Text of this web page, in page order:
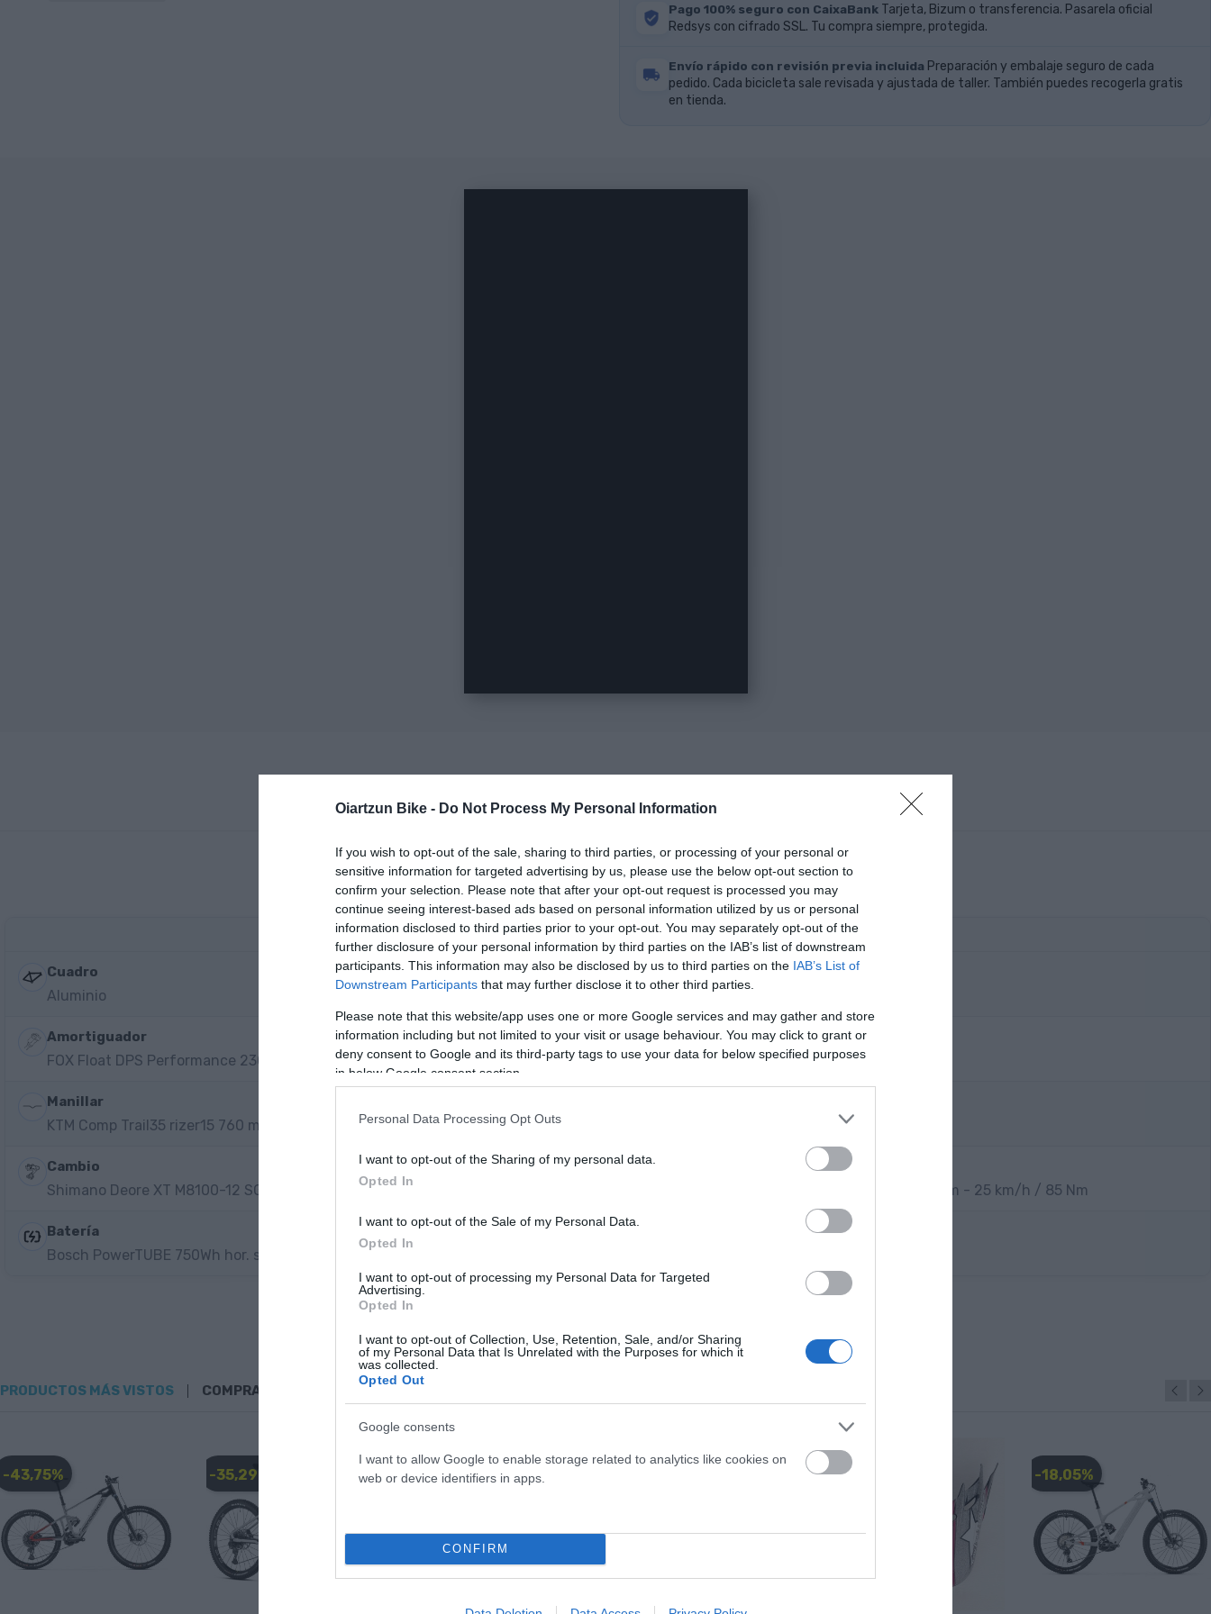
Oiartzun Bike - Do Not Process My Personal Information
If you wish to opt-out of the sale, sharing to third parties, or processing of your personal or
sensitive information for targeted advertising by us, please use the below opt-out section to
confirm your selection. Please note that after your opt-out request is processed you may
continue seeing interest-based ads based on personal information utilized by us or personal
information disclosed to third parties prior to your opt-out. You may separately opt-out of the
further disclosure of your personal information by third parties on the IAB’s list of downstream
participants. This information may also be disclosed by us to third parties on the IAB’s List of
Downstream Participants that may further disclose it to other third parties.
Please note that this website/app uses one or more Google services and may gather and store
information including but not limited to your visit or usage behaviour. You may click to grant or
deny consent to Google and its third-party tags to use your data for below specified purposes
in below Google consent section.
Personal Data Processing Opt Outs
I want to opt-out of the Sharing of my personal data.
Opted In
I want to opt-out of the Sale of my Personal Data.
Opted In
I want to opt-out of processing my Personal Data for Targeted
Advertising.
Opted In
I want to opt-out of Collection, Use, Retention, Sale, and/or Sharing
of my Personal Data that Is Unrelated with the Purposes for which it
was collected.
Opted Out
Google consents
I want to allow Google to enable storage related to analytics like cookies on
web or device identifiers in apps.
CONFIRM
Pago 100% seguro con CaixaBank Tarjeta, Bizum o transferencia. Pasarela oficial
Redsys con cifrado SSL. Tu compra siempre, protegida.
Envío rápido con revisión previa incluida Preparación y embalaje seguro de cada
pedido. Cada bicicleta sale revisada y ajustada de taller. También puedes recogerla gratis
en tienda.
Características Técnicas Detalles
Ficha técnica KTM MACINA LYCAN 771
Cuadro
Aluminio
Horquilla
FOX 34 Float AWL 27.5" e-bike 140 mm
Amortiguador
FOX Float DPS Performance 230x62.5
Potencia
KTM Team Trail35
Manillar
KTM Comp Trail35 rizer15 760 mm
Cambio
Shimano Deore XT M8100-12 SGS shadow+
Motor
Bosch PERFORMANCE CX Gen.4 smart system - 25 km/h / 85 Nm
Batería
Bosch PowerTUBE 750Wh hor. smart system
PRODUCTOS MÁS VISTOS COMPRADOS JUNTOS
-43,75% -35,29% -36% -28,00 € -18,05%